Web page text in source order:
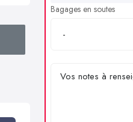
Bagages en soutes